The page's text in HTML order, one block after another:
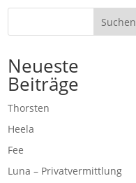
Suchen
Neueste
Beiträge
Thorsten
Heela
Fee
Luna – Privatvermittlung